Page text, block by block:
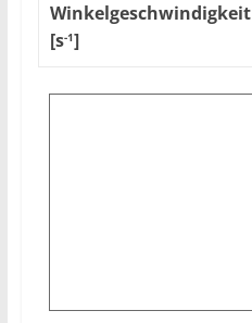
Winkelgeschwindigkeit
[s-1]